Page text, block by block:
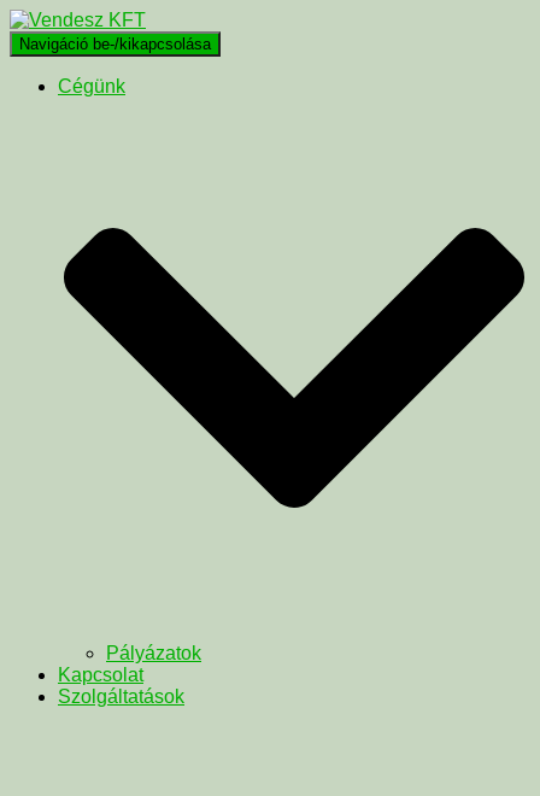
Navigáció be-/kikapcsolása
Cégünk
Pályázatok
Kapcsolat
Szolgáltatások